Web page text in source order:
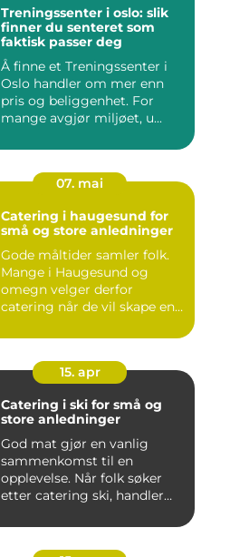
Treningssenter i oslo: slik
finner du senteret som
faktisk passer deg
Å finne et Treningssenter i
Oslo handler om mer enn
pris og beliggenhet. For
mange avgjør miljøet, u...
07. mai
Catering i haugesund for
små og store anledninger
Gode måltider samler folk.
Mange i Haugesund og
omegn velger derfor
catering når de vil skape en
15. apr
Catering i ski for små og
store anledninger
God mat gjør en vanlig
sammenkomst til en
opplevelse. Når folk søker
etter catering ski, handler